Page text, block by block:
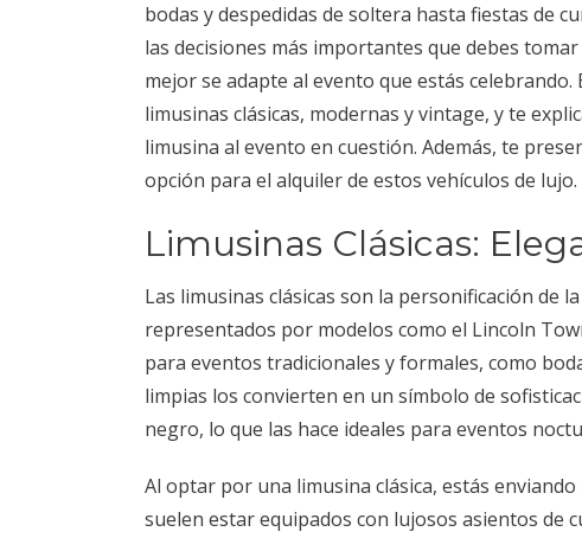
bodas y despedidas de soltera hasta fiestas de
las decisiones más importantes que debes
mejor se adapte al evento que estás
limusinas clásicas, modernas y vintage, y te
limusina al evento en cuestión. Además, te
opción para el alquiler de estos vehículos de lujo.
Limusinas Clásicas:
Las limusinas clásicas son la personificación de
representados por modelos como el Lincoln
para eventos tradicionales y formales, como
limpias los convierten en un símbolo de
negro, lo que las hace ideales para eventos
Al optar por una limusina clásica, estás
suelen estar equipados con lujosos asientos de